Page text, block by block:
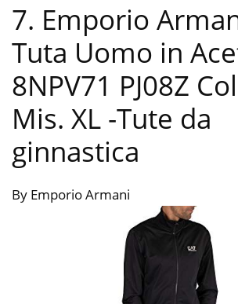
7. Emporio
Tuta Uomo in
8NPV71 PJ08Z
Mis. XL -Tute da
ginnastica
By Emporio Armani